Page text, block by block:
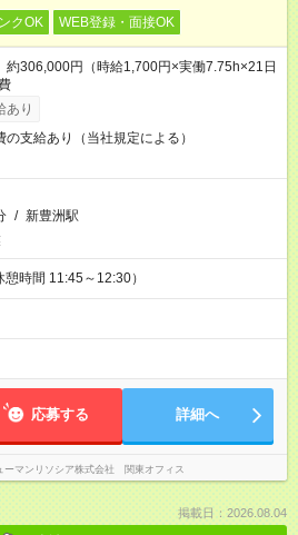
クOK WEB登録・面接OK
約306,000円（時給1,700円×実働7.75h×21日
あり
の支給あり（当社規定による）
/ 新豊洲駅
時間 11:45～12:30）
応募する 詳細へ
ーマンリソシア株式会社 関東オフィス
掲載日：2026.08.04